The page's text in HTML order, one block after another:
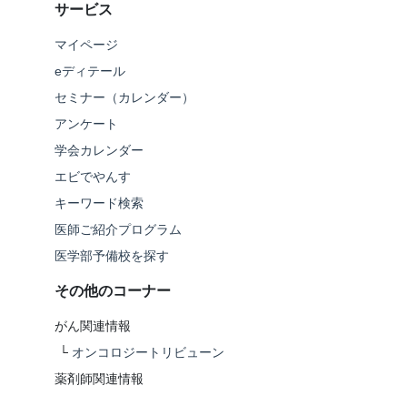
サービス
マイページ
eディテール
セミナー（カレンダー）
アンケート
学会カレンダー
エビでやんす
キーワード検索
医師ご紹介プログラム
医学部予備校を探す
その他のコーナー
がん関連情報
└ オンコロジートリビューン
薬剤師関連情報